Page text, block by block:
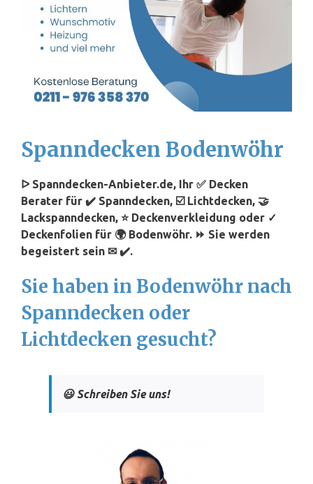
Spanndecken Bodenwöhr
ᐅ Spanndecken-Anbieter.de, Ihr ✅ Decken
Berater für ✔️ Spanndecken, ☑️ Lichtdecken, 🤝
Lackspanndecken, ⭐ Deckenverkleidung oder ✓
Deckenfolien für 🌍 Bodenwöhr. ⏩ Sie werden
begeistert sein ✉ ✔️.
Sie haben in Bodenwöhr nach
Spanndecken oder
Lichtdecken gesucht?
😃 Schreiben Sie uns!